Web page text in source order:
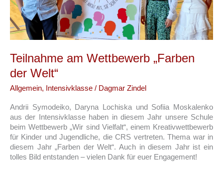
Teilnahme am Wettbewerb „Farben
der Welt“
Allgemein, Intensivklasse / Dagmar Zindel
Andrii Symodeiko, Daryna Lochiska und Sofiia Moskalenko
aus der Intensivklasse haben in diesem Jahr unsere Schule
beim Wettbewerb „Wir sind Vielfalt“, einem Kreativwettbewerb
für Kinder und Jugendliche, die CRS vertreten. Thema war in
diesem Jahr „Farben der Welt“. Auch in diesem Jahr ist ein
tolles Bild entstanden – vielen Dank für euer Engagement!